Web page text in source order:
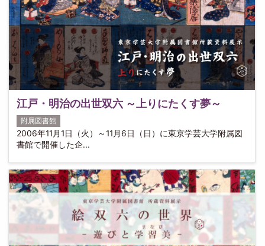
江戸・明治の出世双六 ～上りにたくす夢～
附属図書館
2006年11月1日（火）～11月6日（日）に東京学芸大学附属図
書館で開催した企...